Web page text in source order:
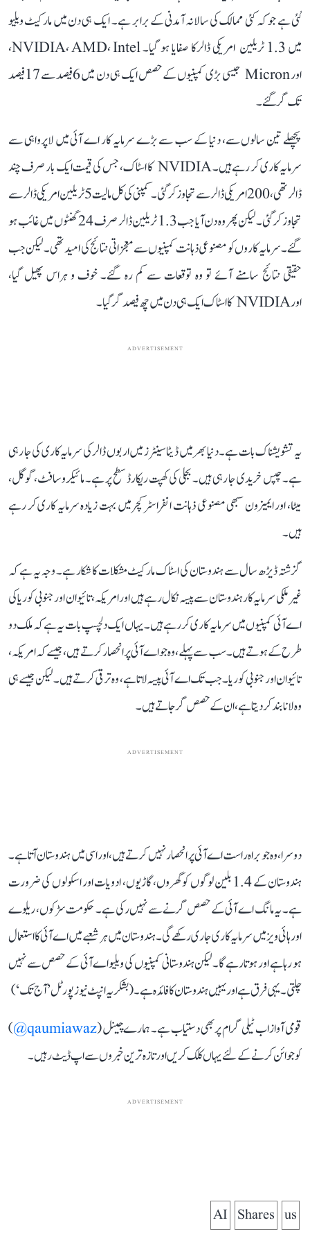
گئی ہے جو کہ کئی ممالک کی سالانہ آمدنی کے برابر ہے۔ ایک ہی دن میں مارکیٹ ویلیو
میں 1.3 ٹریلین امریکی ڈالرکا صفایا ہو گیا۔ NVIDIA، AMD، Intel،
اور Micron جیسی بڑی کمپنیوں کے حصص ایک ہی دن میں 6فیصد سے 17فیصد
تک گر گئے۔
پچھلے تین سالوں سے، دنیا کے سب سے بڑے سرمایہ کار اے آئی میں لاپرواہی سے
سرمایہ کاری کر رہے ہیں۔ NVIDIA کا اسٹاک، جس کی قیمت ایک بار صرف چند
ڈالر تھی، 200 امریکی ڈالرسے تجاوز کر گئی۔ کمپنی کی کل مالیت 5 ٹریلین امریکی ڈالر سے
تجاوز کر گئی۔ لیکن پھر وہ دن آیا جب 1.3 ٹریلین ڈالر صرف 24 گھنٹوں میں غائب ہو
گئے۔ سرمایہ کاروں کو مصنوعی ذہانت کمپنیوں سے معجزاتی نتائج کی امید تھی۔ لیکن جب
حقیقی نتائج سامنے آئے تو وہ توقعات سے کم رہ گئے۔ خوف و ہراس پھیل گیا،
اور NVIDIA کا اسٹاک ایک ہی دن میں چھ فیصد گر گیا۔
ADVERTISEMENT
یہ تشویشناک بات ہے۔ دنیا بھر میں ڈیٹا سینٹرز میں اربوں ڈالر کی سرمایہ کاری کی جا رہی
ہے۔ چپس خریدی جا رہی ہیں۔ بجلی کی کھپت ریکارڈ سطح پر ہے۔ مائیکروسافٹ، گوگل،
میٹا، اور ایمیزون سبھی مصنوعی ذہانت انفراسٹرکچر میں بہت زیادہ سرمایہ کاری کر رہے
ہیں۔
گزشتہ ڈیڑھ سال سے ہندوستان کی اسٹاک مارکیٹ مشکلات کا شکار ہے۔ وجہ یہ ہے کہ
غیر ملکی سرمایہ کار ہندوستان سے پیسہ نکال رہے ہیں اور امریکہ، تائیوان اور جنوبی کوریا کی
اے آئی کمپنیوں میں سرمایہ کاری کر رہے ہیں۔یہاں ایک دلچسپ بات یہ ہے کہ ملک دو
طرح کے ہوتے ہیں۔ سب سے پہلے، وہ جو اے آئی پر انحصار کرتے ہیں، جیسے کہ امریکہ ،
تائیوان اور جنوبی کوریا۔ جب تک اے آئی پیسہ لاتا ہے، وہ ترقی کرتے ہیں۔ لیکن جیسے ہی
وہ لانا بند کر دیتا ہے، ان کے حصص گر جاتے ہیں۔
ADVERTISEMENT
دوسرا، وہ جو براہ راست اے آئی پر انحصار نہیں کرتے ہیں، اور اسی میں ہندوستان آتا ہے۔
ہندوستان کے 1.4 بلین لوگوں کو گھروں، گاڑیوں، ادویات اور اسکولوں کی ضرورت
ہے۔ یہ مانگ اے آئی کے حصص گرنے سے نہیں رکی ہے۔ حکومت سڑکوں، ریلوے
اور ہائی ویز میں سرمایہ کاری جاری رکھے گی۔ ہندوستان میں ہر شعبے میں اے آئی کا استعمال
ہو رہا ہے اور ہوتا رہے گا۔ لیکن ہندوستانی کمپنیوں کی ویلیواے آئی کے حصص سے نہیں
چلتی۔ یہی فرق ہے اور یہیں ہندوستان کا فائدہ ہے۔ ( بشکریہ انپٹ نیوز پورٹل ’آج تک‘)
قومی آواز اب ٹیلی گرام پر بھی دستیاب ہے۔ ہمارے چینل (qaumiawaz@
)
کو جوائن کرنے کے لئے یہاں کلک کریں اور تازہ ترین خبروں سے اپ ڈیٹ رہیں۔
ADVERTISEMENT
us
Shares
AI